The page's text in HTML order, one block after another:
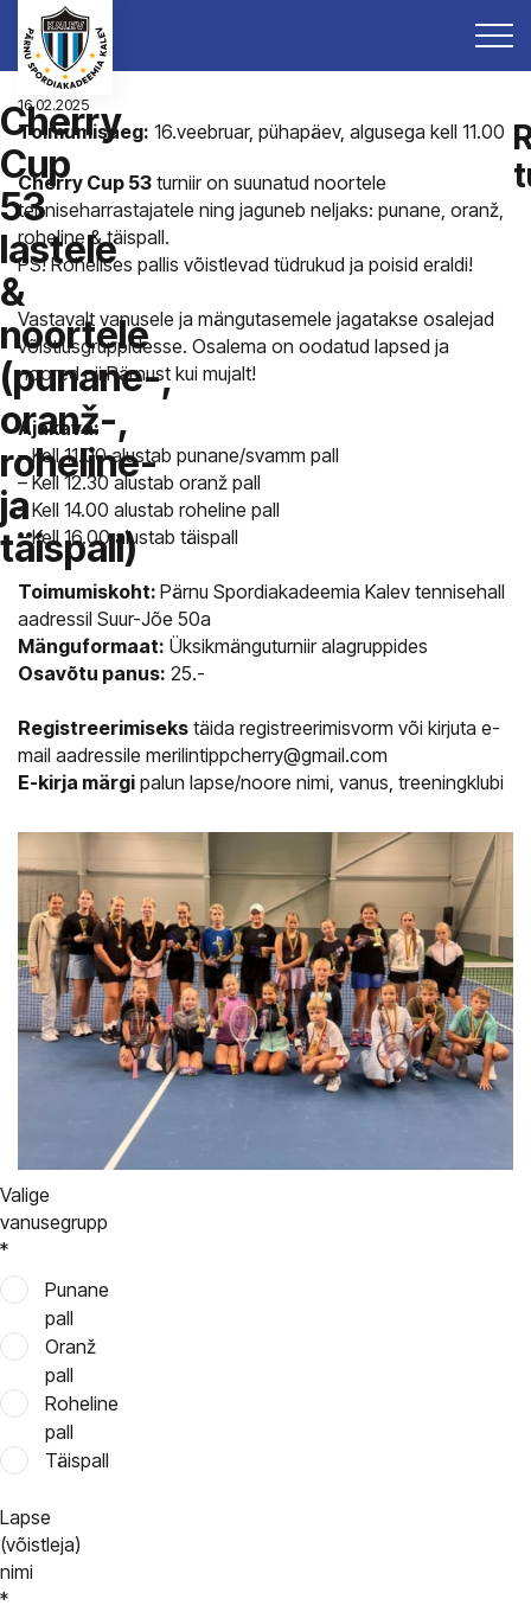
Cherry
Cup
53
lastele
&
noortele
(punane-,
oranž-,
roheline-
ja
täispall)
16.02.2025
Toimumisaeg: 16.veebruar, pühapäev, algusega kell 11.00
Cherry Cup 53 turniir on suunatud noortele
tenniseharrastajatele ning jaguneb neljaks: punane, oranž,
roheline & täispall.
PS! Rohelises pallis võistlevad tüdrukud ja poisid eraldi!
Vastavalt vanusele ja mängutasemele jagatakse osalejad
võistlusgruppidesse. Osalema on oodatud lapsed ja
noored nii Pärnust kui mujalt!
Ajakava:
– Kell 11.00 alustab punane/svamm pall
– Kell 12.30 alustab oranž pall
– Kell 14.00 alustab roheline pall
– Kell 16.00 alustab täispall
Toimumiskoht: Pärnu Spordiakadeemia Kalev tennisehall
aadressil Suur-Jõe 50a
Mänguformaat: Üksikmänguturniir alagruppides
Osavõtu panus: 25.-
Registreerimiseks täida registreerimisvorm või kirjuta e-
mail aadressile merilintippcherry@gmail.com
E-kirja märgi palun lapse/noore nimi, vanus, treeningklubi
Valige
vanusegrupp
*
Punane
pall
Oranž
pall
Roheline
pall
Täispall
Lapse
(võistleja)
nimi
*